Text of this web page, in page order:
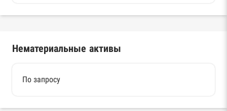
Нематериальные активы
По запросу